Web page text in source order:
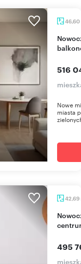
46,60
Nowoczesne 2-pokojowe mieszkanie 46,6 m² z
516
Nowe
miasta
42,69
Nowoczesne 42,69 m2 - balkon, blisko zieleni i
495